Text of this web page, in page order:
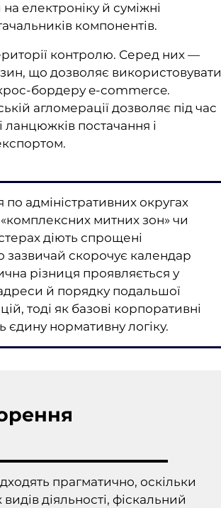
електроніку й суміжні
компонентів.
контролю. Серед них —
що дозволяє використовувати
бордеру e-commerce.
агломерації дозволяє під час
ланцюжків постачання і
адміністративних округах
митних зон» чи
діють спрощені
зазвичай скорочує календар
різниця проявляється у
й порядку подальшої
тоді як базові корпоративні
єдину нормативну логіку.
прагматично, оскільки
діяльності, фіскальний